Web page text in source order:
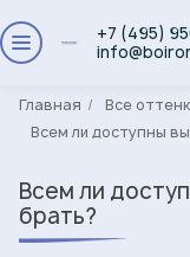
+7 (495)
Главная Все
Всем ли доступны
Всем ли
брать?